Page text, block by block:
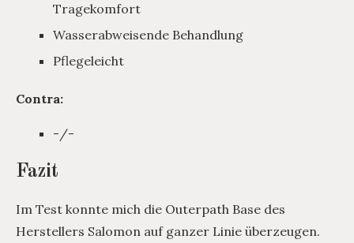
Tragekomfort
Wasserabweisende Behandlung
Pflegeleicht
Contra:
-/-
Fazit
Im Test konnte mich die Outerpath Base des
Herstellers Salomon auf ganzer Linie überzeugen.